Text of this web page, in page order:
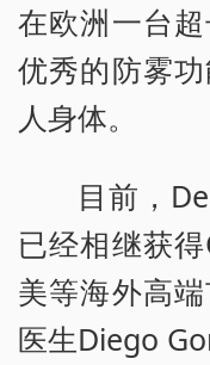
在欧洲一台
优秀的防雾
人身体。
目前，
已经相继获
美等海外高
医生Diego